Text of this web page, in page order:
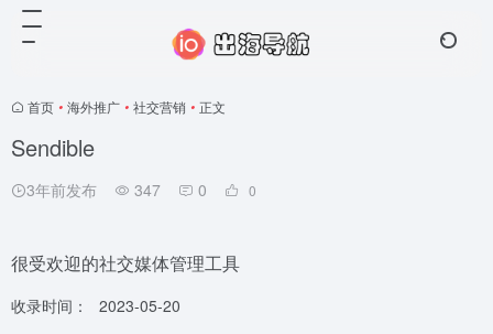
首页 • 海外推广 • 社交营销 • 正文
Sendible
3年前发布 347 0 0
很受欢迎的社交媒体管理工具
收录时间：
2023-05-20